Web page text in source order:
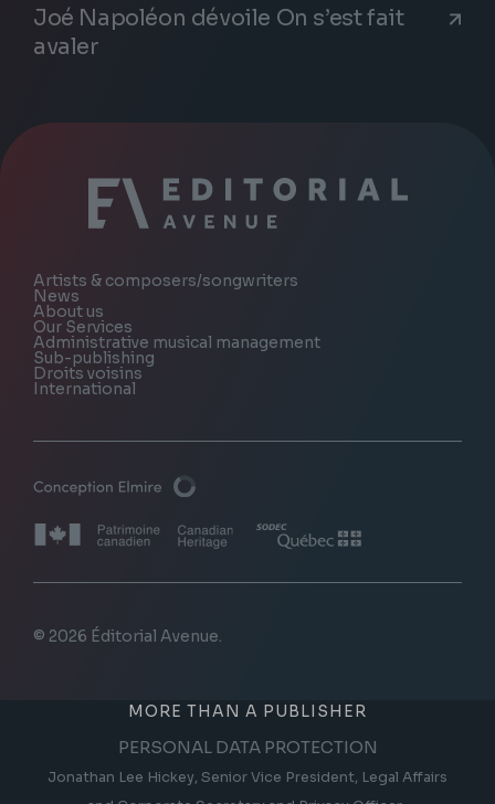
Joé Napoléon dévoile On s’est fait
avaler
Artists & composers/songwriters
News
About us
Our Services
Administrative musical management
Sub-publishing
Droits voisins
International
© 2026 Éditorial Avenue.
PERSONAL DATA PROTECTION
Jonathan Lee Hickey, Senior Vice President, Legal Affairs
MORE THAN A PUBLISHER